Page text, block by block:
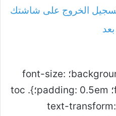
.toc {background-color: # f3f4f6؛ font-size:
15px؛ font-weight: 500؛ padding: 0.5em؛}. toc
h4 {text-align: center؛ text-transform: